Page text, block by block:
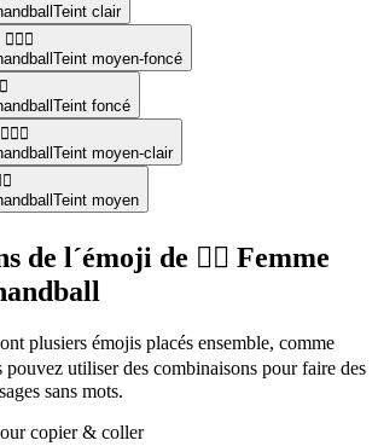
Teint clair
🤾🏾‍♀️
Teint moyen-foncé
Teint foncé
🤾🏼‍♀️
Teint moyen-clair
Teint moyen
de l´émoji de 🤾‍♀️ Femme
plusiers émojis placés ensemble, comme
utiliser des combinaisons pour faire des
sans mots.
copier & coller